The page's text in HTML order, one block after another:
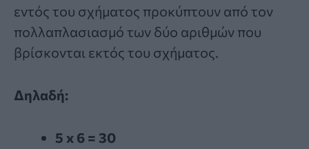
εντός του σχήματος προκύπτουν από τον
πολλαπλασιασμό των δύο αριθμών που
βρίσκονται εκτός του σχήματος.
Δηλαδή:
5 x 6 = 30